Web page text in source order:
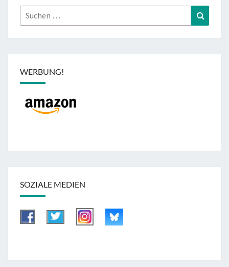
Suchen
nach:
WERBUNG!
SOZIALE MEDIEN